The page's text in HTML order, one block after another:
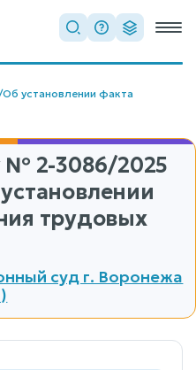
Об установлении факта
№ 2-3086/2025
трудовых
суд г. Воронежа